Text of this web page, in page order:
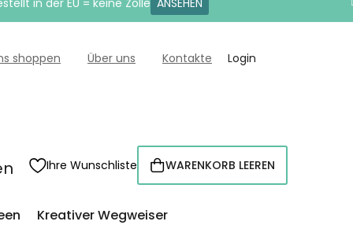
in der EU = keine Zölle ANSEHEN
shoppen Über uns Kontakte Login
Ihre Wunschliste WARENKORB
WARENKORB LEEREN
Kreativer Wegweiser